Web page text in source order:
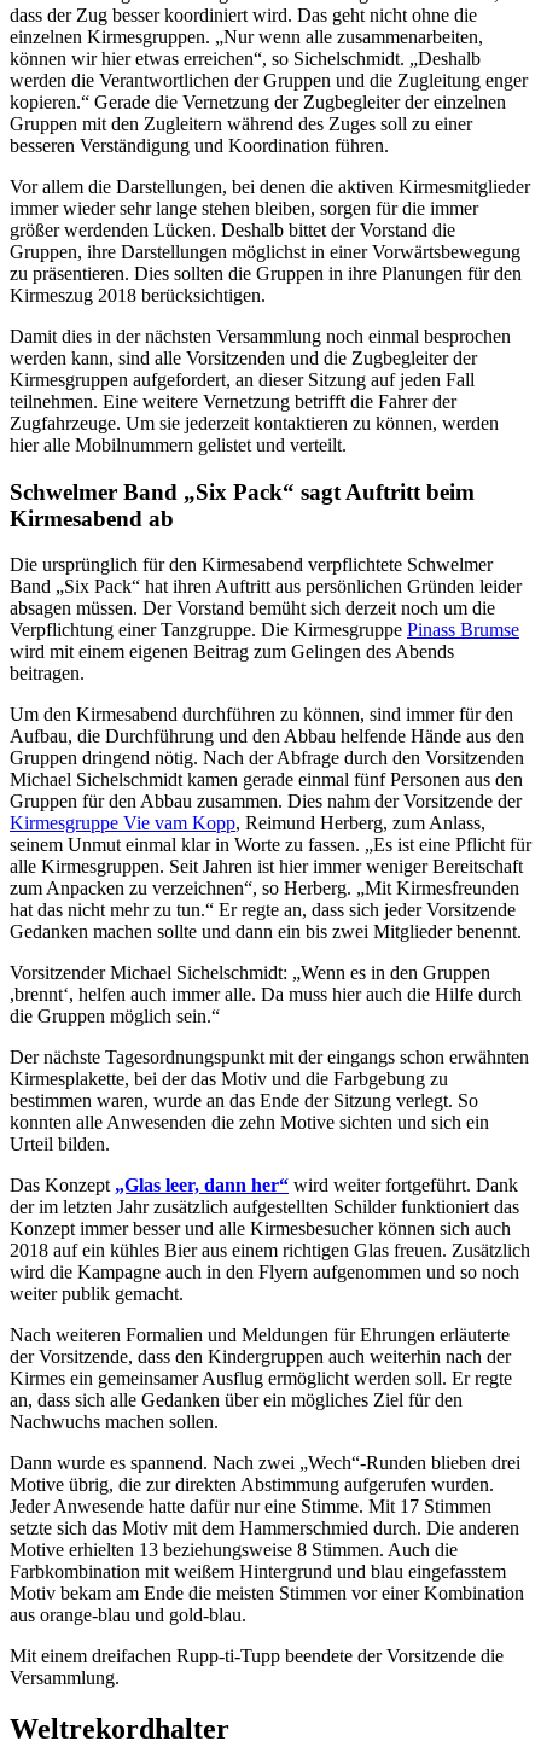
dass der Zug besser koordiniert wird. Das geht nicht ohne die
einzelnen Kirmesgruppen. „Nur wenn alle zusammenarbeiten,
können wir hier etwas erreichen“, so Sichelschmidt. „Deshalb
werden die Verantwortlichen der Gruppen und die Zugleitung enger
kopieren.“ Gerade die Vernetzung der Zugbegleiter der einzelnen
Gruppen mit den Zugleitern während des Zuges soll zu einer
besseren Verständigung und Koordination führen.
Vor allem die Darstellungen, bei denen die aktiven Kirmesmitglieder
immer wieder sehr lange stehen bleiben, sorgen für die immer
größer werdenden Lücken. Deshalb bittet der Vorstand die
Gruppen, ihre Darstellungen möglichst in einer Vorwärtsbewegung
zu präsentieren. Dies sollten die Gruppen in ihre Planungen für den
Kirmeszug 2018 berücksichtigen.
Damit dies in der nächsten Versammlung noch einmal besprochen
werden kann, sind alle Vorsitzenden und die Zugbegleiter der
Kirmesgruppen aufgefordert, an dieser Sitzung auf jeden Fall
teilnehmen. Eine weitere Vernetzung betrifft die Fahrer der
Zugfahrzeuge. Um sie jederzeit kontaktieren zu können, werden
hier alle Mobilnummern gelistet und verteilt.
Schwelmer Band „Six Pack“ sagt Auftritt beim
Kirmesabend ab
Die ursprünglich für den Kirmesabend verpflichtete Schwelmer
Band „Six Pack“ hat ihren Auftritt aus persönlichen Gründen leider
absagen müssen. Der Vorstand bemüht sich derzeit noch um die
Verpflichtung einer Tanzgruppe. Die Kirmesgruppe Pinass Brumse
wird mit einem eigenen Beitrag zum Gelingen des Abends
beitragen.
Um den Kirmesabend durchführen zu können, sind immer für den
Aufbau, die Durchführung und den Abbau helfende Hände aus den
Gruppen dringend nötig. Nach der Abfrage durch den Vorsitzenden
Michael Sichelschmidt kamen gerade einmal fünf Personen aus den
Gruppen für den Abbau zusammen. Dies nahm der Vorsitzende der
Kirmesgruppe Vie vam Kopp, Reimund Herberg, zum Anlass,
seinem Unmut einmal klar in Worte zu fassen. „Es ist eine Pflicht für
alle Kirmesgruppen. Seit Jahren ist hier immer weniger Bereitschaft
zum Anpacken zu verzeichnen“, so Herberg. „Mit Kirmesfreunden
hat das nicht mehr zu tun.“ Er regte an, dass sich jeder Vorsitzende
Gedanken machen sollte und dann ein bis zwei Mitglieder benennt.
Vorsitzender Michael Sichelschmidt: „Wenn es in den Gruppen
,brennt‘, helfen auch immer alle. Da muss hier auch die Hilfe durch
die Gruppen möglich sein.“
Der nächste Tagesordnungspunkt mit der eingangs schon erwähnten
Kirmesplakette, bei der das Motiv und die Farbgebung zu
bestimmen waren, wurde an das Ende der Sitzung verlegt. So
konnten alle Anwesenden die zehn Motive sichten und sich ein
Urteil bilden.
Das Konzept „Glas leer, dann her“ wird weiter fortgeführt. Dank
der im letzten Jahr zusätzlich aufgestellten Schilder funktioniert das
Konzept immer besser und alle Kirmesbesucher können sich auch
2018 auf ein kühles Bier aus einem richtigen Glas freuen. Zusätzlich
wird die Kampagne auch in den Flyern aufgenommen und so noch
weiter publik gemacht.
Nach weiteren Formalien und Meldungen für Ehrungen erläuterte
der Vorsitzende, dass den Kindergruppen auch weiterhin nach der
Kirmes ein gemeinsamer Ausflug ermöglicht werden soll. Er regte
an, dass sich alle Gedanken über ein mögliches Ziel für den
Nachwuchs machen sollen.
Dann wurde es spannend. Nach zwei „Wech“-Runden blieben drei
Motive übrig, die zur direkten Abstimmung aufgerufen wurden.
Jeder Anwesende hatte dafür nur eine Stimme. Mit 17 Stimmen
setzte sich das Motiv mit dem Hammerschmied durch. Die anderen
Motive erhielten 13 beziehungsweise 8 Stimmen. Auch die
Farbkombination mit weißem Hintergrund und blau eingefasstem
Motiv bekam am Ende die meisten Stimmen vor einer Kombination
aus orange-blau und gold-blau.
Mit einem dreifachen Rupp-ti-Tupp beendete der Vorsitzende die
Versammlung.
Weltrekordhalter